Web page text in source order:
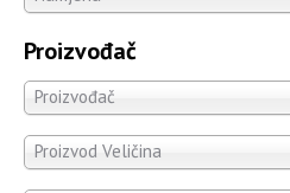
Proizvođač
Proizvođač
Proizvod Veličina